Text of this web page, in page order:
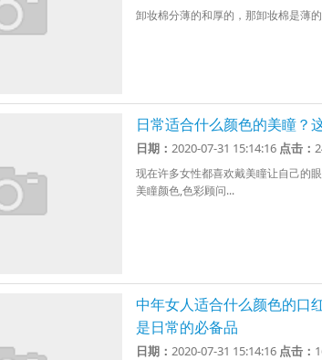
卸妆棉分薄的和厚的，那卸妆棉是薄
日常适合什么颜色的美瞳？
日期： 2020-07-31 15:14:16 点击：
现在许多女性都喜欢戴美瞳让自己的
美瞳颜色,色彩顾问...
中年女人适合什么颜色的口
是日常的必备品
日期： 2020-07-31 15:14:16 点击：